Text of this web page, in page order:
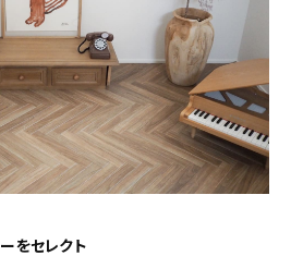
をセレクト